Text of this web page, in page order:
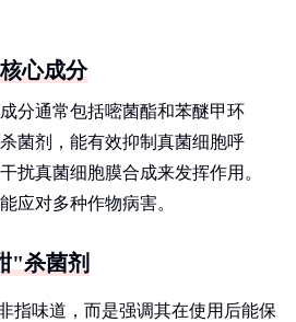
心成分
分通常包括嘧菌酯和苯醚甲环
菌剂，能有效抑制真菌细胞呼
扰真菌细胞膜合成来发挥作用。
应对多种作物病害。
"杀菌剂
指味道，而是强调其在使用后能保